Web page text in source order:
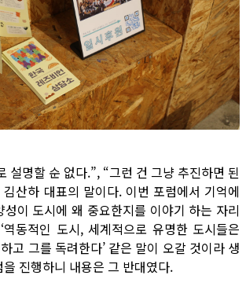
설명할 순 없다.”, “그런 건 그냥 추진하면 된
산하 대표의 말이다. 이번 포럼에서 기억에
이 도시에 왜 중요한지를 이야기 하는 자리
동적인 도시, 세계적으로 유명한 도시들은
고 그를 독려한다’ 같은 말이 오갈 것이라 생
진행하니 내용은 그 반대였다.